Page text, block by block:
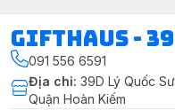
Gifthaus -
091 556 6591
Địa chỉ: 39D Lý Quốc
Quận Hoàn Kiếm